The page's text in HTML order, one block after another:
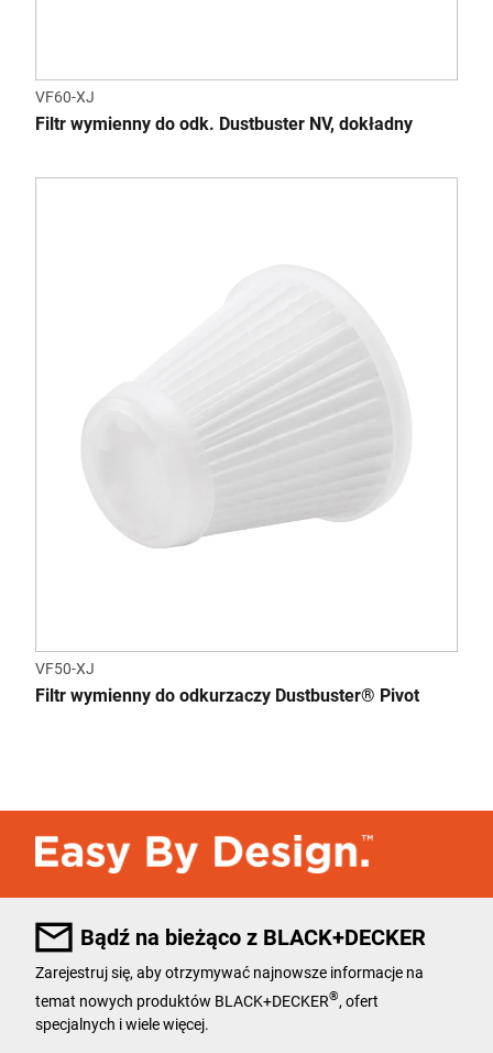
VF60-XJ
Filtr wymienny do odk. Dustbuster NV, dokładny
VF50-XJ
Filtr wymienny do odkurzaczy Dustbuster® Pivot
Bądź na bieżąco z BLACK+DECKER
Zarejestruj się, aby otrzymywać najnowsze informacje na
temat nowych produktów BLACK+DECKER® , ofert
specjalnych i wiele więcej.